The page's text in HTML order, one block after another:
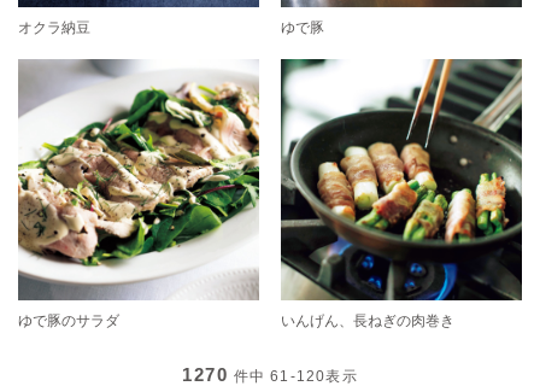
オクラ納豆 ゆで豚
ゆで豚のサラダ いんげん、長ねぎの肉巻き
1270 件中 61-120表示